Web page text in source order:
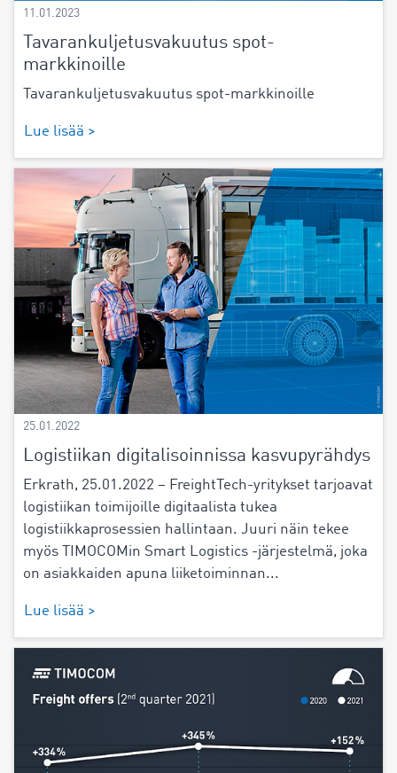
11.01.2023
Tavarankuljetusvakuutus spot-
markkinoille
Tavarankuljetusvakuutus spot-markkinoille
Lue lisää >
25.01.2022
Logistiikan digitalisoinnissa kasvupyrähdys
Erkrath, 25.01.2022 – FreightTech-yritykset tarjoavat
logistiikan toimijoille digitaalista tukea
logistiikkaprosessien hallintaan. Juuri näin tekee
myös TIMOCOMin Smart Logistics -järjestelmä, joka
on asiakkaiden apuna liiketoiminnan...
Lue lisää >